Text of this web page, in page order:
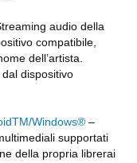
audio della
compatibile,
dell’artista.
dispositivo
Windows® –
supportati
della propria librerai